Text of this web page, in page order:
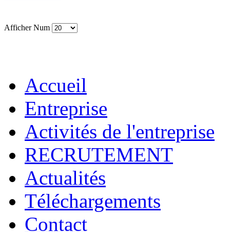
Afficher Num
Accueil
Entreprise
Activités de l'entreprise
RECRUTEMENT
Actualités
Téléchargements
Contact